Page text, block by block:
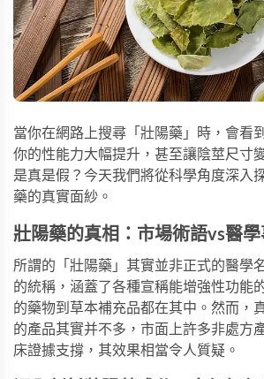
當你在網路上搜尋「壯陽藥」時，會看
你的性能力大幅提升，甚至讓陰莖尺寸
是真是假？今天我們將從科學角度深入
藥的真實面紗。
壯陽藥的真相：市場術語vs醫學
所謂的「壯陽藥」其實並非正式的醫學
的統稱，涵蓋了各種宣稱能增強性功能
的藥物到草本補充品都在其中。然而，
的產品其實并不多，市面上許多非處方
床證據支撐，其效果相當令人質疑。